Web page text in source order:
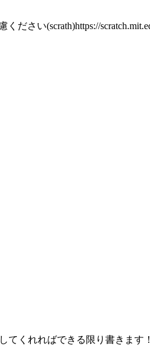
い(scrath)https://
くれればできる限り書きます